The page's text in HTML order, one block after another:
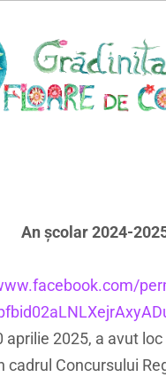
An școlar 2024-
aprilie 2025, a avut
cadrul Concursului